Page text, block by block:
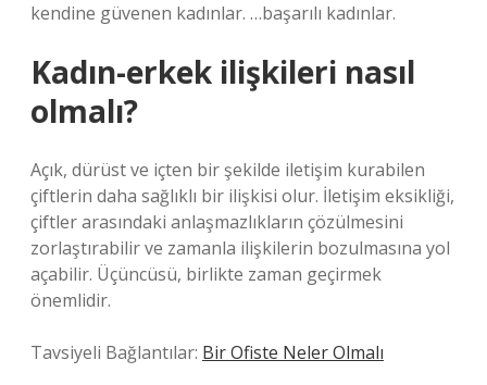
kendine güvenen kadınlar. …başarılı kadınlar.
Kadın-erkek ilişkileri nasıl
olmalı?
Açık, dürüst ve içten bir şekilde iletişim kurabilen
çiftlerin daha sağlıklı bir ilişkisi olur. İletişim eksikliği,
çiftler arasındaki anlaşmazlıkların çözülmesini
zorlaştırabilir ve zamanla ilişkilerin bozulmasına yol
açabilir. Üçüncüsü, birlikte zaman geçirmek
önemlidir.
Tavsiyeli Bağlantılar: Bir Ofiste Neler Olmalı